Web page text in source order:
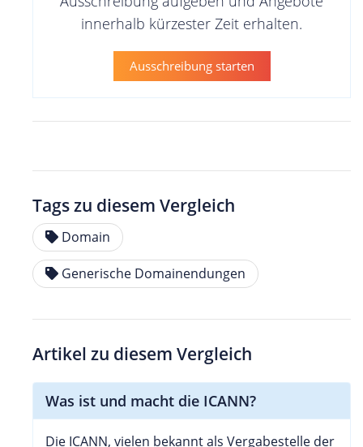
innerhalb kürzester Zeit erhalten.
Ausschreibung starten
Tags zu diesem Vergleich
Domain
Generische Domainendungen
Artikel zu diesem Vergleich
Was ist und macht die ICANN?
Die ICANN, vielen bekannt als Vergabestelle der